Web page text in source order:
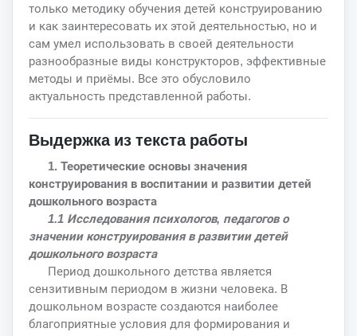
только методику обучения детей конструированию
и как заинтересовать их этой деятельностью, но и
сам умел использовать в своей деятельности
разнообразные виды конструкторов, эффективные
методы и приёмы. Все это обусловило
актуальность представленной работы.
Выдержка из текста работы
1. Теоретические основы значения
конструирования в воспитании и развитии детей
дошкольного возраста
1.1 Исследования психологов, педагогов о
значении конструирования в развитии детей
дошкольного возраста
Период дошкольного детства является
сензитивным периодом в жизни человека. В
дошкольном возрасте создаются наиболее
благоприятные условия для формирования и